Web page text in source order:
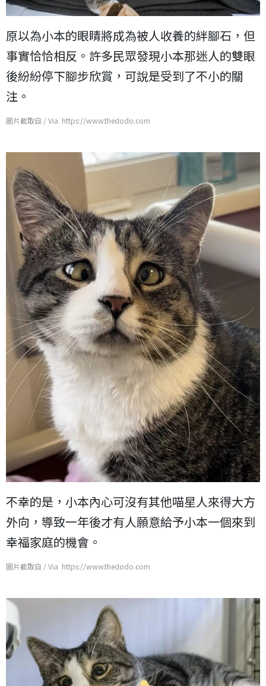
原以為小本的眼睛將成為被人收養的絆腳石，但
事實恰恰相反。許多民眾發現小本那迷人的雙眼
後紛紛停下腳步欣賞，可說是受到了不小的關
注。
圖片截取自 / Via https://www.thedodo.com
不幸的是，小本內心可沒有其他喵星人來得大方
外向，導致一年後才有人願意給予小本一個來到
幸福家庭的機會。
圖片截取自 / Via https://www.thedodo.com